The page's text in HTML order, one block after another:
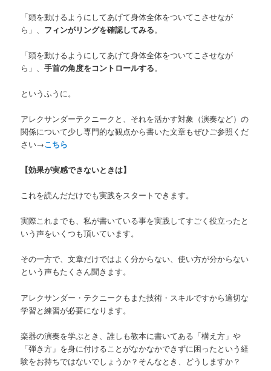
「頭を動けるようにしてあげて身体全体をついてこさせなが
ら」、 フィンがリングを確認してみる。
「頭を動けるようにしてあげて身体全体をついてこさせなが
ら」、手首の角度をコントロールする。
というふうに。
アレクサンダーテクニークと、それを活かす対象（演奏など）の
関係について少し専門的な観点から書いた文章もぜひご参照くだ
さい→こちら
【効果が実感できないときは】
これを読んだだけでも実践をスタートできます。
実際これまでも、私が書いている事を実践してすごく役立ったと
いう声をいくつも頂いています。
その一方で、文章だけではよく分からない、使い方が分からない
という声もたくさん聞きます。
アレクサンダー・テクニークもまた技術・スキルですから適切な
学習と練習が必要になります。
楽器の演奏を学ぶとき、誰しも教本に書いてある「構え方」や
「弾き方」を身に付けることがなかなかできずに困ったという経
験をお持ちではないでしょうか？そんなとき、どうしますか？